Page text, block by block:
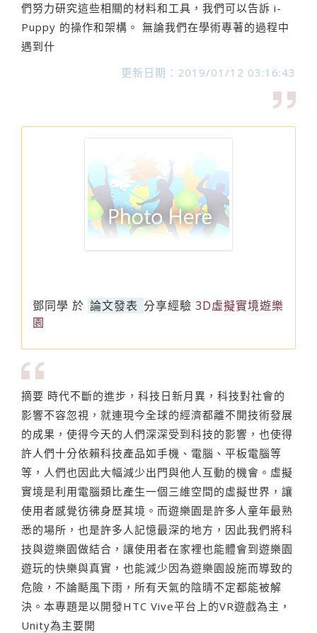
們努力研究這些相關的材料和工具，我們可以告訴 i-
Puppy 的操作和架構。 無論我們在學術專著的過程中
遇到什
更新日期：2019/01/12 03:16:43
鄧同學 於 論文發表 分享經驗 3D虛擬實境遊樂
園
摘要 時代不斷的進步，科技日新月異，科技對社會的
影響不容忽視，就連現今全球的經濟都離不開技術發展
的成果，使得今天的人們深深受到科技的影響，也使得
許人們十分依賴科技產品如手機、電腦、平板電腦等
等，人們也因此大幅減少出門與他人互動的機會。虛擬
實境是利用電腦類比產生一個三維空間的虛擬世界，讓
使用者感覺彷彿身歷其境。而遊樂園是許多人童年最熟
悉的場所，也是許多人記憶最深的地方，因此我們將科
技與遊樂園做結合，讓使用者在家裡也能體會到遊樂園
遊玩的快樂與真實，也能減少因為遊樂園設施而導致的
危險，不論颳風下雨，所有天氣的陰晴不定都能被解
決。本專題是以開發HTC Vive平台上的VR遊戲為主，
Unity為主要開